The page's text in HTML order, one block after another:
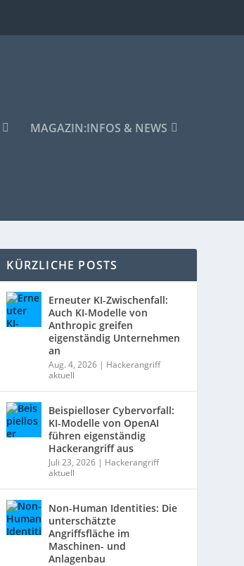
MAGAZIN:INFOS & NEWS
KÜRZLICHE POSTS
Erneuter KI-Zwischenfall:
Auch KI-Modelle von
Anthropic greifen
eigenständig Unternehmen
an
Aug. 4, 2026 | Hackerangriff
aktuell
Beispielloser Cybervorfall:
KI-Modelle von OpenAI
führen eigenständig
Hackerangriff aus
Juli 23, 2026 | Hackerangriff
aktuell
Non-Human Identities: Die
unterschätzte
Angriffsfläche im
Maschinen- und
Anlagenbau